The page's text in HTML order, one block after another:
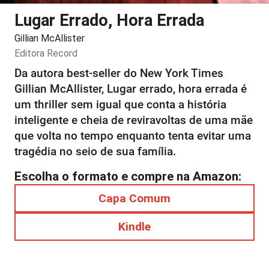
Lugar Errado, Hora Errada
Gillian McAllister
Editora Record
Da autora best-seller do New York Times
Gillian McAllister, Lugar errado, hora errada é
um thriller sem igual que conta a história
inteligente e cheia de reviravoltas de uma mãe
que volta no tempo enquanto tenta evitar uma
tragédia no seio de sua família.
Escolha o formato e compre na Amazon:
Capa Comum
Kindle